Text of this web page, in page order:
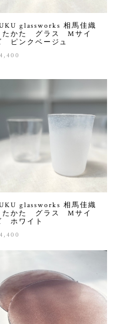
glassworks 相馬佳織
たかた グラス Mサイ
ピンクベージュ
glassworks 相馬佳織
たかた グラス Mサイ
ホワイト